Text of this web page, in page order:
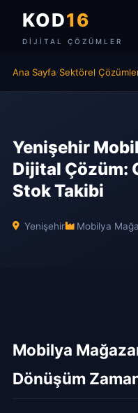
KOD16
DIJITAL ÇÖZÜMLER
Ana Sayfa/Sektörel
Yenişehir
Dijital Çözüm:
Stok Takibi
Yenişehir Mobilya
Mobilya
Dönüşüm